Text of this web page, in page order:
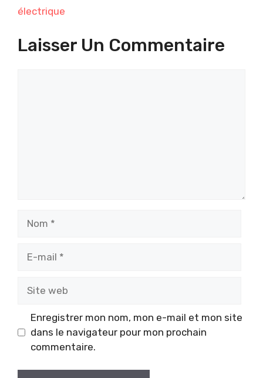
électrique
Laisser Un Commentaire
Enregistrer mon nom, mon e-mail et mon site
dans le navigateur pour mon prochain
commentaire.